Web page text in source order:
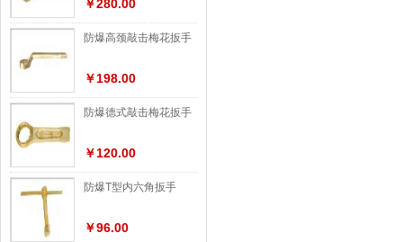
￥280.00
防爆高颈敲击梅花扳手
￥198.00
防爆德式敲击梅花扳手
￥120.00
防爆T型内六角扳手
￥96.00